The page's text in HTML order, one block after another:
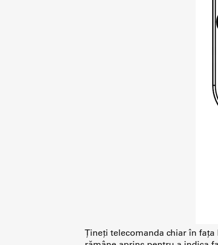
Țineți telecomanda chiar în